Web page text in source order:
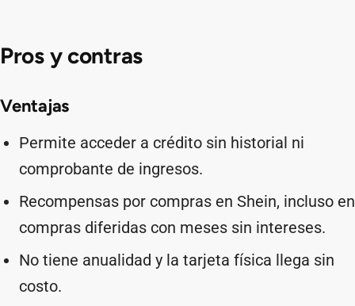
Pros y contras
Ventajas
Permite acceder a crédito sin historial ni
comprobante de ingresos.
Recompensas por compras en Shein, incluso en
compras diferidas con meses sin intereses.
No tiene anualidad y la tarjeta física llega sin
costo.